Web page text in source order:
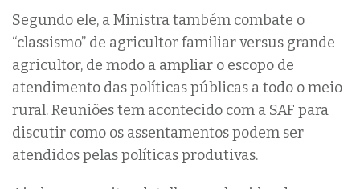
Segundo ele, a Ministra também combate o
“classismo” de agricultor familiar versus grande
agricultor, de modo a ampliar o escopo de
atendimento das políticas públicas a todo o meio
rural. Reuniões tem acontecido com a SAF para
discutir como os assentamentos podem ser
atendidos pelas políticas produtivas.